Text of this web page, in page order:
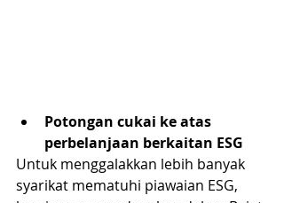
Potongan cukai ke atas
perbelanjaan berkaitan ESG
Untuk menggalakkan lebih banyak
syarikat mematuhi piawaian ESG,